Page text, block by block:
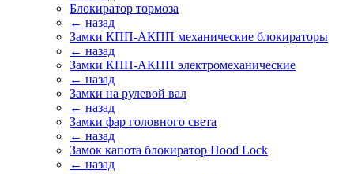
Блокиратор тормоза
← назад
Замки КПП-АКПП механические блокираторы
← назад
Замки КПП-АКПП электромеханические
← назад
Замки на рулевой вал
← назад
Замки фар головного света
← назад
Замок капота блокиратор Hood Lock
← назад